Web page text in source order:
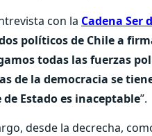
con la Cadena Ser
políticos de Chile a
todas las fuerzas
de la democracia se
Estado es inaceptable”.
desde la decrecha,